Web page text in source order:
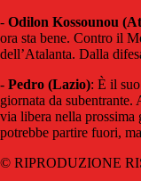
- Odilon Kossounou
ora sta bene. Contro il
dell’Atalanta. Dalla
- Pedro (Lazio): È il
giornata da subentrante.
via libera nella prossima
potrebbe partire fuori,
© RIPRODUZIONE